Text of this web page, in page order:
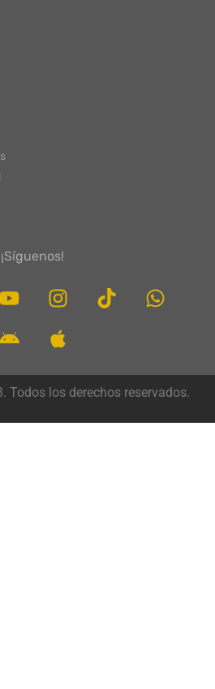
¡Síguenos!
Todos los derechos reservados.